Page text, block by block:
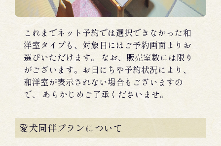
これまでネット予約では選択できなかった和
洋室タイプも、対象日にはご予約画面よりお
選びいただけます。 なお、販売室数には限り
がございます。お日にちや予約状況により、
和洋室が表示されない場合もございますの
で、 あらかじめご了承くださいませ。
愛犬同伴プランについて